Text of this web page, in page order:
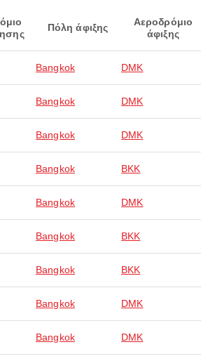
Πόλη άφιξης
Αεροδρόμιο
άφιξης
Bangkok DMK
Bangkok DMK
Bangkok DMK
Bangkok BKK
Bangkok DMK
Bangkok BKK
Bangkok BKK
Bangkok DMK
Bangkok DMK